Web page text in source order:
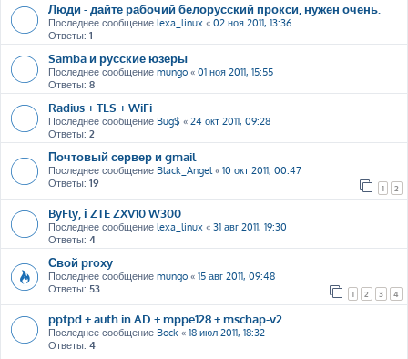
Люди - дайте рабочий белорусский прокси, нужен очень.
Последнее сообщение lexa_linux « 02 ноя 2011, 13:36
Ответы: 1
Samba и русские юзеры
Последнее сообщение mungo « 01 ноя 2011, 15:55
Ответы: 8
Radius + TLS + WiFi
Последнее сообщение Bug$ « 24 окт 2011, 09:28
Ответы: 2
Почтовый сервер и gmail
Последнее сообщение Black_Angel« 10 окт 2011, 00:47
Ответы: 19 1 2
ByFly, і ZTE ZXV10 W300
Последнее сообщение lexa_linux « 31 авг 2011, 19:30
Ответы: 4
Свой proxy
Последнее сообщение mungo « 15 авг 2011, 09:48
Ответы: 53 1 2 3 4
pptpd + auth in AD + mppe128 + mschap-v2
Последнее сообщение Bock « 18 июл 2011, 18:32
Ответы: 4